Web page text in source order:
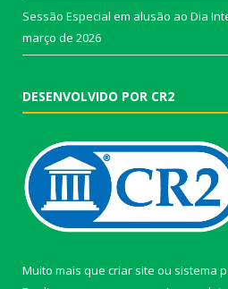
Sessão Especial em alusão ao Dia
março de 2026
DESENVOLVIDO POR CR2
Muito mais que criar site ou sistema